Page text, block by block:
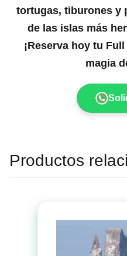
tortugas, tiburones y
de las islas más
¡Reserva hoy tu
magia
Productos